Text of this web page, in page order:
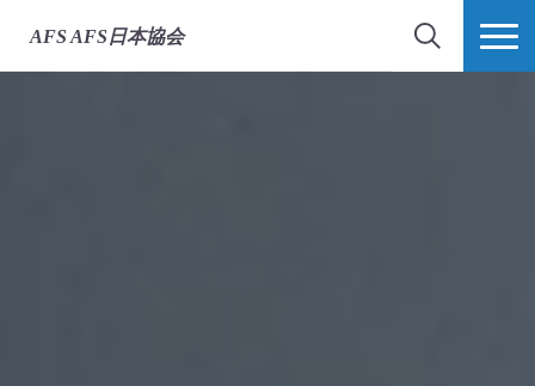
AFS AFS日本協会
検索 MORE